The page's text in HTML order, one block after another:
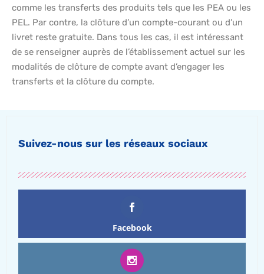
comme les transferts des produits tels que les PEA ou les
PEL. Par contre, la clôture d’un compte-courant ou d’un
livret reste gratuite. Dans tous les cas, il est intéressant
de se renseigner auprès de l’établissement actuel sur les
modalités de clôture de compte avant d’engager les
transferts et la clôture du compte.
Suivez-nous sur les réseaux sociaux
Facebook